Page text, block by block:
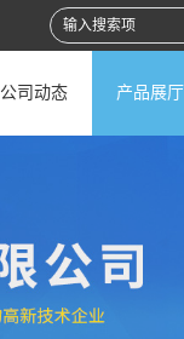
公司动态 产品展厅